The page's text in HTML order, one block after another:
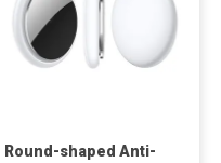
Round-shaped Anti-